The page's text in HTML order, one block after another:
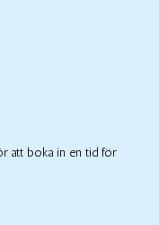
att boka in en tid för